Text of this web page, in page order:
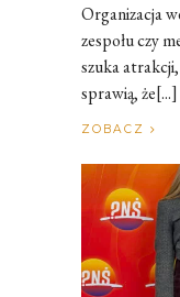
Organizacja
zespołu czy
szuka
sprawią, że[...]
ZOBACZ